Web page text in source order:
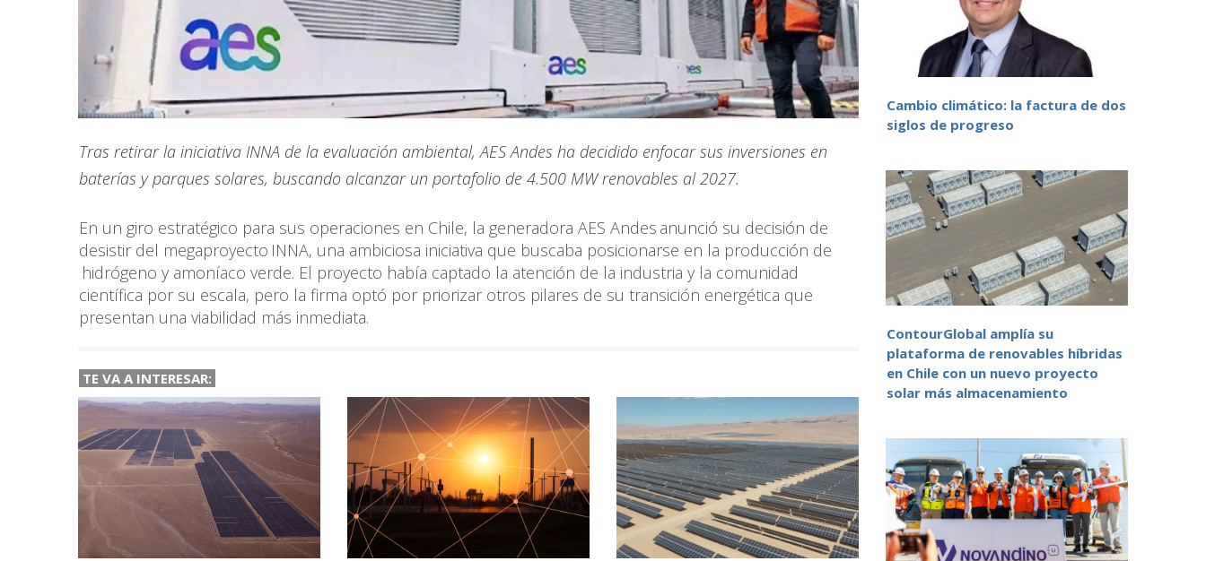
Tras retirar la iniciativa INNA de la evaluación ambiental, AES Andes ha decidido enfocar sus inversiones en
baterías y parques solares, buscando alcanzar un portafolio de 4.500 MW renovables al 2027.
En un giro estratégico para sus operaciones en Chile, la generadora AES Andes anunció su decisión de
desistir del megaproyecto INNA, una ambiciosa iniciativa que buscaba posicionarse en la producción de
hidrógeno y amoníaco verde. El proyecto había captado la atención de la industria y la comunidad
científica por su escala, pero la firma optó por priorizar otros pilares de su transición energética que
presentan una viabilidad más inmediata.
TE VA A INTERESAR:
Cambio climático: la factura de dos
siglos de progreso
ContourGlobal amplía su
plataforma de renovables híbridas
en Chile con un nuevo proyecto
solar más almacenamiento